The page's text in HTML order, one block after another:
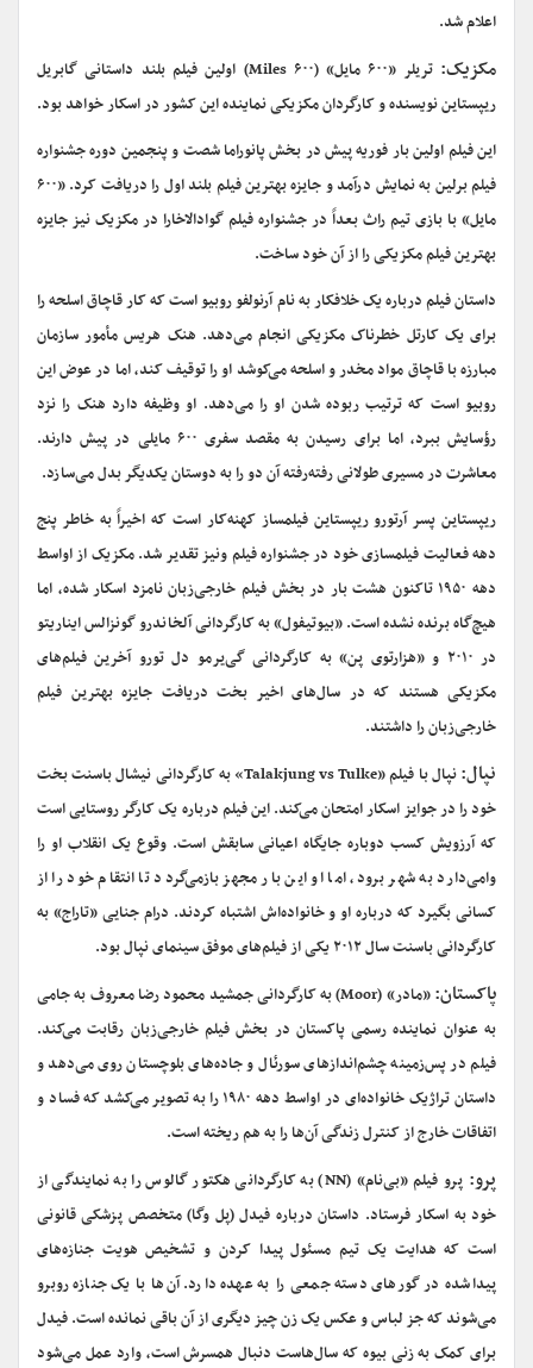
اعلام شد.
مکزیک:
تریلر «۶۰۰ مایل»‌ (۶۰۰ Miles) اولین فیلم بلند داستانی گابریل
ریپستاین نویسنده و کارگردان مکزیکی نماینده این کشور در اسکار خواهد بود.
این فیلم اولین بار فوریه پیش در بخش پانوراما شصت و پنجمین دوره جشنواره
فیلم برلین به نمایش درآمد و جایزه بهترین فیلم بلند اول را دریافت کرد. «۶۰۰
مایل» با بازی تیم راث بعداً در جشنواره فیلم گوادالاخارا در مکزیک نیز جایزه
بهترین فیلم مکزیکی را از آن خود ساخت.
داستان فیلم درباره یک خلافکار به نام آرنولفو روبیو است که کار قاچاق اسلحه را
برای یک کارتل خطرناک مکزیکی انجام می‌دهد. هنک هریس مأمور سازمان
مبارزه با قاچاق مواد مخدر و اسلحه می‌کوشد او را توقیف کند، اما در عوض این
روبیو است که ترتیب ربوده شدن او را می‌دهد. او وظیفه دارد هنک را نزد
رؤسایش ببرد، اما برای رسیدن به مقصد سفری ۶۰۰ مایلی در پیش دارند.
معاشرت در مسیری طولانی رفته‌رفته آن دو را به دوستان یکدیگر بدل می‌سازد.
ریپستاین پسر آرتورو ریپستاین فیلمساز کهنه‌کار است که اخیراً به خاطر پنج
دهه فعالیت فیلمسازی خود در جشنواره فیلم ونیز تقدیر شد. مکزیک از اواسط
دهه ۱۹۵۰ تاکنون هشت بار در بخش فیلم خارجی‌زبان نامزد اسکار شده، اما
هیچ‌گاه برنده نشده است. «بیوتیفول» به کارگردانی آلخاندرو گونزالس ایناریتو
در ۲۰۱۰ و «هزارتوی پن» به کارگردانی گی‌یرمو دل تورو آخرین فیلم‌های
مکزیکی هستند که در سال‌های اخیر بخت دریافت جایزه بهترین فیلم
خارجی‌زبان را داشتند.
نپال:
نپال با فیلم «Talakjung vs Tulke» به کارگردانی نیشال باسنت بخت
خود را در جوایز اسکار امتحان می‌کند. این فیلم درباره یک کارگر روستایی است
که آرزویش کسب دوباره جایگاه اعیانی سابقش است. وقوع یک انقلاب او را
وا‌می‌دارد به شهر برود، اما او این بار مجهز بازمی‌گردد تا انتقام خود را از
کسانی بگیرد که درباره او و خانواده‌اش اشتباه کردند. درام جنایی «تاراج» به
کارگردانی باسنت سال ۲۰۱۲ یکی از فیلم‌های موفق سینمای نپال بود.
پاکستان:
«مادر»‌ (Moor) به کارگردانی جمشید محمود رضا معروف به جامی
به عنوان نماینده رسمی پاکستان در بخش فیلم خارجی‌زبان رقابت می‌کند.
فیلم در پس‌زمینه چشم‌اندازهای سورئال و جاده‌های بلوچستان روی می‌دهد و
داستان تراژیک خانواده‌ای در اواسط دهه ۱۹۸۰ را به تصویر می‌کشد که فساد و
اتفاقات خارج از کنترل زندگی آن‌ها را به هم ریخته است.
پرو:
پرو فیلم «بی‌نام» (NN) به کارگردانی هکتور گالوس را به نمایندگی از
خود به اسکار فرستاد. داستان درباره فیدل (پل وگا) متخصص پزشکی قانونی
است که هدایت یک تیم مسئول پیدا کردن و تشخیص هویت جنازه‌های
پیدا‌شده در گورهای دسته جمعی را به عهده دارد. آن‌ها با یک جنازه روبرو
می‌شوند که جز لباس و عکس یک زن چیز دیگری از آن باقی نمانده است. فیدل
برای کمک به زنی بیوه که سال‌هاست دنبال همسرش است، وارد عمل می‌شود